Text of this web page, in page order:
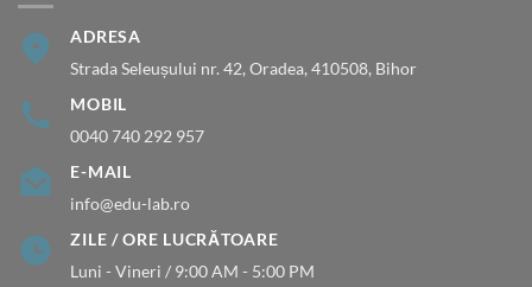
ADRESA
Strada Seleușului nr. 42, Oradea, 410508, Bihor
MOBIL
0040 740 292 957
E-MAIL
info@edu-lab.ro
ZILE / ORE LUCRĂTOARE
Luni - Vineri / 9:00 AM - 5:00 PM